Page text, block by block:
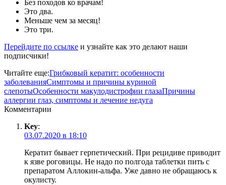
Без походов ко врачам!
Это два.
Меньше чем за месяц!
Это три.
Перейдите по ссылке и узнайте как это делают наши
подписчики!
Читайте еще:Грибковый кератит: особенности
заболеванияСимптомы и причины куриной
слепотыОсобенности макулодистрофии глазаПричины
аллергии глаз, симптомы и лечение недуга
Комментарии
Key:
03.07.2020 в 18:10
Кератит бывает герпетический. При рецидиве приводит
к язве роговицы. Не надо по полгода таблетки пить с
препаратом Аллокин-альфа. Уже давно не обращаюсь к
окулисту.